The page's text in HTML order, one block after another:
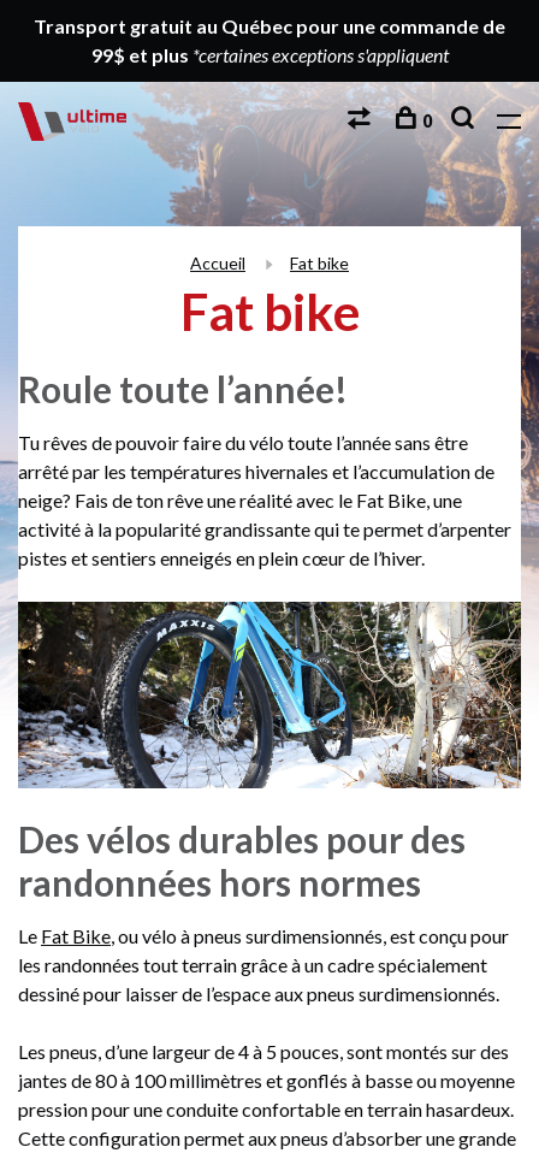
Transport gratuit au Québec pour une commande de
99$ et plus *certaines exceptions s'appliquent
0
Accueil Fat bike
Fat bike
Roule toute l’année!
Tu rêves de pouvoir faire du vélo toute l’année sans être
arrêté par les températures hivernales et l’accumulation de
neige? Fais de ton rêve une réalité avec le Fat Bike, une
activité à la popularité grandissante qui te permet d’arpenter
pistes et sentiers enneigés en plein cœur de l’hiver.
Des vélos durables pour des
randonnées hors normes
Le Fat Bike, ou vélo à pneus surdimensionnés, est conçu pour
les randonnées tout terrain grâce à un cadre spécialement
dessiné pour laisser de l’espace aux pneus surdimensionnés.
Les pneus, d’une largeur de 4 à 5 pouces, sont montés sur des
jantes de 80 à 100 millimètres et gonflés à basse ou moyenne
pression pour une conduite confortable en terrain hasardeux.
Cette configuration permet aux pneus d’absorber une grande